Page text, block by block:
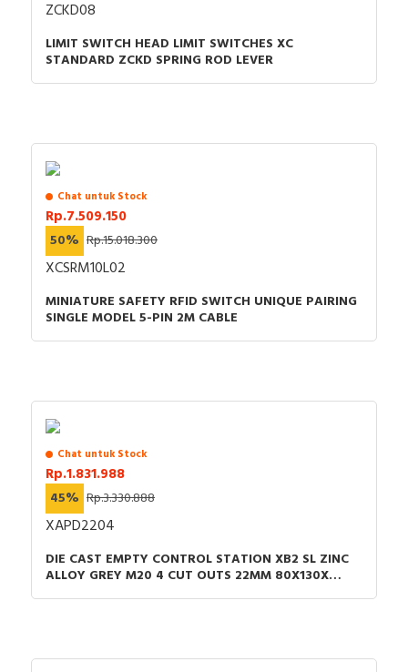
ZCKD08
LIMIT SWITCH HEAD LIMIT SWITCHES XC
STANDARD ZCKD SPRING ROD LEVER
Chat untuk Stock
Rp.7.509.150
50% Rp.15.018.300
XCSRM10L02
MINIATURE SAFETY RFID SWITCH UNIQUE PAIRING
SINGLE MODEL 5-PIN 2M CABLE
Chat untuk Stock
Rp.1.831.988
45% Rp.3.330.888
XAPD2204
DIE CAST EMPTY CONTROL STATION XB2 SL ZINC
ALLOY GREY M20 4 CUT OUTS 22MM 80X130X